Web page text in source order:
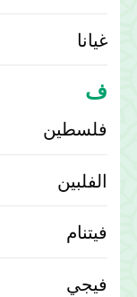
غيانا
ف
فلسطين
الفلبين
فيتنام
فيجي